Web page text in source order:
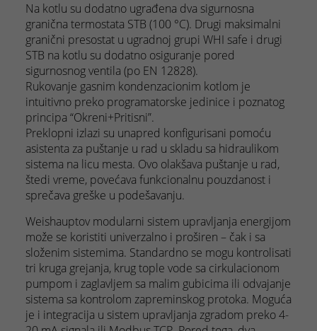
Na kotlu su dodatno ugrađena dva sigurnosna
granična termostata STB (100 °C). Drugi maksimalni
granični presostat u ugradnoj grupi WHI safe i drugi
STB na kotlu su dodatno osiguranje pored
sigurnosnog ventila (po EN 12828).
Rukovanje gasnim kondenzacionim kotlom je
intuitivno preko programatorske jedinice i poznatog
principa “Okreni+Pritisni”.
Preklopni izlazi su unapred konfigurisani pomoću
asistenta za puštanje u rad u skladu sa hidraulikom
sistema na licu mesta. Ovo olakšava puštanje u rad,
štedi vreme, povećava funkcionalnu pouzdanost i
sprečava greške u podešavanju.
Weishauptov modularni sistem upravljanja energijom
može se koristiti univerzalno i proširen – čak i sa
složenim sistemima. Standardno se mogu kontrolisati
tri kruga grejanja, krug tople vode sa cirkulacionom
pumpom i zaglavljem sa malim gubicima ili odvajanje
sistema sa kontrolom zapreminskog protoka. Moguća
je i integracija u sistem upravljanja zgradom preko 4-